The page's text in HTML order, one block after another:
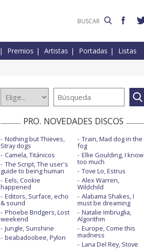
Premios Artistas Portadas Listas
PRO. NOVEDADES DISCOS
Nothing but Thieves,
Stray dogs
Camela, Titánicos
The Script, The user's
guide to being human
Eels, Cookie
happened
Editors, Surface, echo
& sound
Phoebe Bridgers, Lost
weekend
Jungle, Sunshine
beabadoobee, Pylon
Train, Mad dog in the
fog
Ellie Goulding, I know
too much
Tove Lo, Estrus
Alex Warren,
Wildchild
Alabama Shakes, I
must be dreaming
Natalie Imbruglia,
Algorithm
Europe, Come this
madness
Lana Del Rey, Stove